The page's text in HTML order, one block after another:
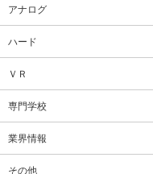
アナログ
ハード
ＶＲ
専門学校
業界情報
その他